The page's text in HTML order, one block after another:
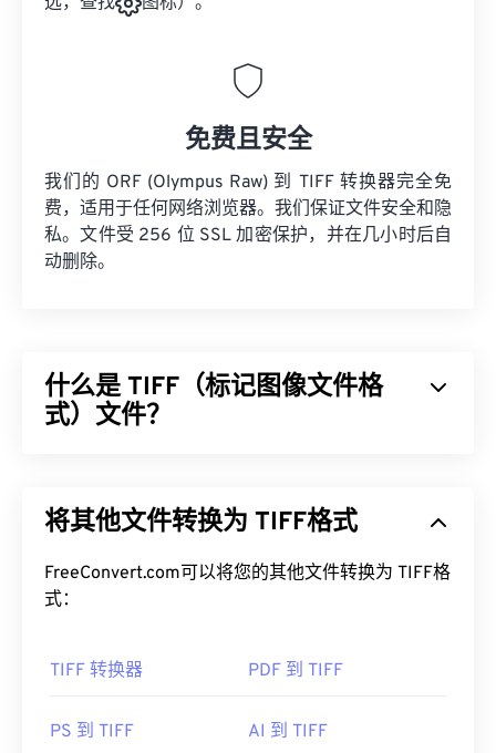
免费且安全
我们的 ORF (Olympus Raw) 到 TIFF 转换器完全免
费，适用于任何网络浏览器。我们保证文件安全和隐
私。文件受 256 位 SSL 加密保护，并在几小时后自
动删除。
什么是 TIFF（标记图像文件格
式）文件？
桌面出版。TIFF 的位图和光栅结构使其能够灵活地
面的容器。
打开 TIFF 文件最常用的程序是 Windows 版
款名为 XnView MP 的
免费独立程序。如果您在打开
将其他文件转换为 TIFF格式
FreeConvert.com可以将您的其他文件转换为 TIFF格
式：
TIFF 转换器 PDF 到 TIFF
PS 到 TIFF AI 到 TIFF